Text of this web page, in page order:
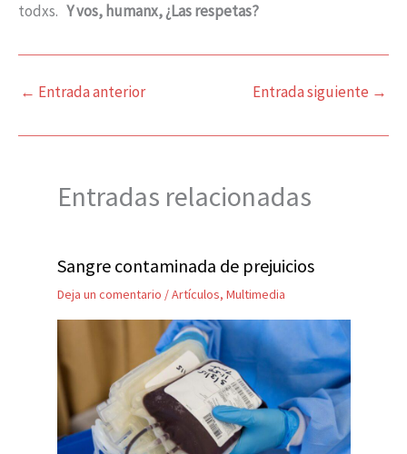
todxs. Y vos, humanx, ¿Las respetas?
← Entrada anterior Entrada siguiente →
Entradas relacionadas
Sangre contaminada de prejuicios
Deja un comentario /Artículos, Multimedia